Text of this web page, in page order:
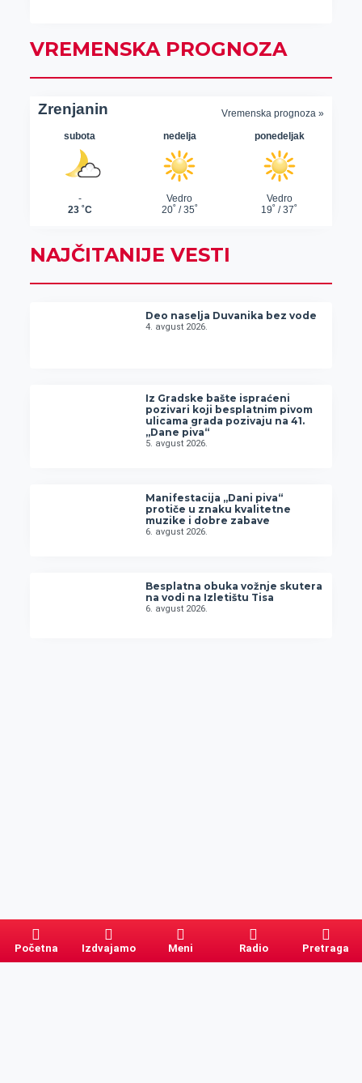
VREMENSKA PROGNOZA
NAJČITANIJE VESTI
Deo naselja Duvanika bez vode
4. avgust 2026.
Iz Gradske bašte ispraćeni
pozivari koji besplatnim pivom
ulicama grada pozivaju na 41.
„Dane piva“
5. avgust 2026.
Manifestacija „Dani piva“
protiče u znaku kvalitetne
muzike i dobre zabave
6. avgust 2026.
Besplatna obuka vožnje skutera
na vodi na Izletištu Tisa
6. avgust 2026.
Početna Izdvajamo Meni Radio Pretraga